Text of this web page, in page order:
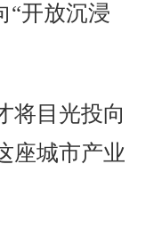
“开放沉浸
目光投向
座城市产业